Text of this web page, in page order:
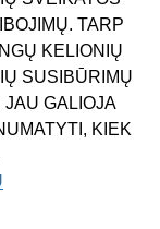
TARP
KELIONIŲ
SUSIBŪRIMŲ
GALIOJA
KIEK